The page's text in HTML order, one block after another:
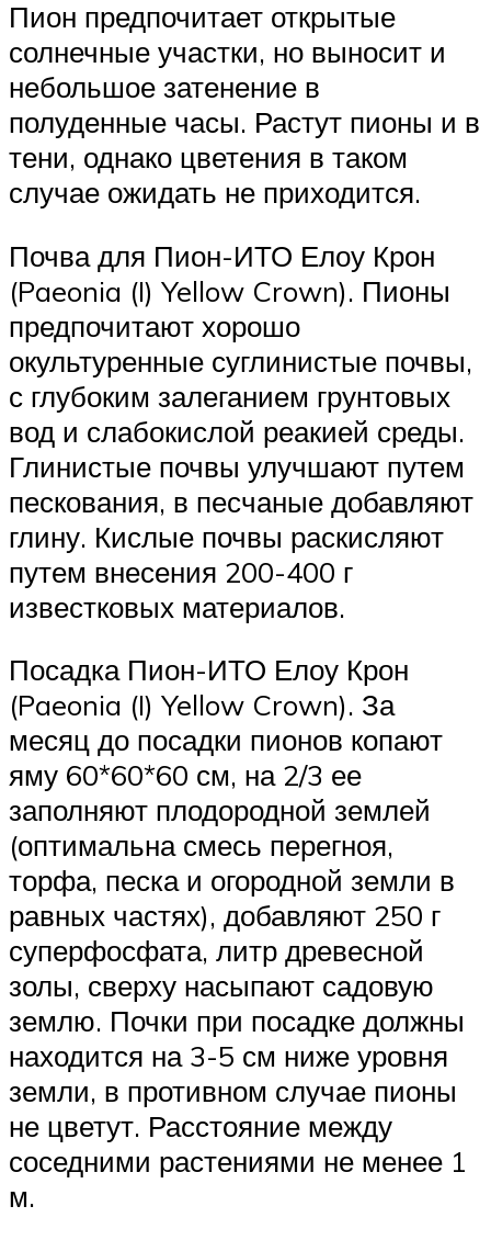
Пион предпочитает открытые
солнечные участки, но выносит и
небольшое затенение в
полуденные часы. Растут пионы и в
тени, однако цветения в таком
случае ожидать не приходится.
Почва для Пион-ИТО Елоу Крон
(Paeonia (I) Yellow Crown). Пионы
предпочитают хорошо
окультуренные суглинистые почвы,
с глубоким залеганием грунтовых
вод и слабокислой реакией среды.
Глинистые почвы улучшают путем
пескования, в песчаные добавляют
глину. Кислые почвы раскисляют
путем внесения 200-400 г
известковых материалов.
Посадка Пион-ИТО Елоу Крон
(Paeonia (I) Yellow Crown). За
месяц до посадки пионов копают
яму 60*60*60 см, на 2/3 ее
заполняют плодородной землей
(оптимальна смесь перегноя,
торфа, песка и огородной земли в
равных частях), добавляют 250 г
суперфосфата, литр древесной
золы, сверху насыпают садовую
землю. Почки при посадке должны
находится на 3-5 см ниже уровня
земли, в противном случае пионы
не цветут. Расстояние между
соседними растениями не менее 1
м.